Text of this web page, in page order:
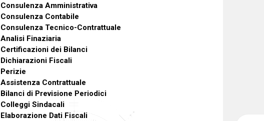
Consulenza Amministrativa
Consulenza Contabile
Consulenza Tecnico-Contrattuale
Analisi Finaziaria
Certificazioni dei Bilanci
Dichiarazioni Fiscali
Perizie
Assistenza Contrattuale
Bilanci di Previsione Periodici
Colleggi Sindacali
Elaborazione Dati Fiscali